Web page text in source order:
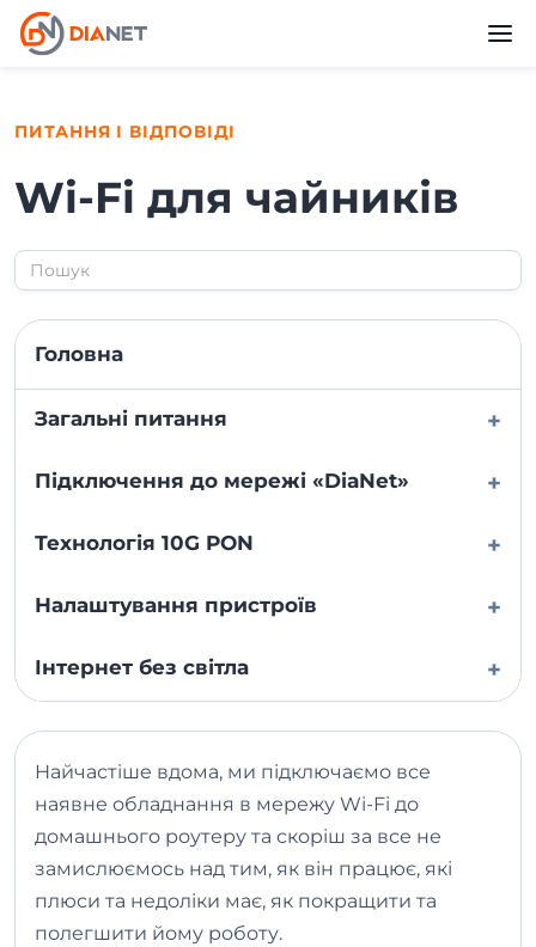
ПИТАННЯ І ВІДПОВІДІ
Wi-Fi для чайників
Головна
Загальні питання +
Підключення до мережі «DiaNet» +
Технологія 10G PON +
Налаштування пристроїв +
Інтернет без світла +
Найчастіше вдома, ми підключаємо все
наявне обладнання в мережу Wi-Fi до
домашнього роутеру та скоріш за все не
замислюємось над тим, як він працює, які
плюси та недоліки має, як покращити та
полегшити йому роботу.